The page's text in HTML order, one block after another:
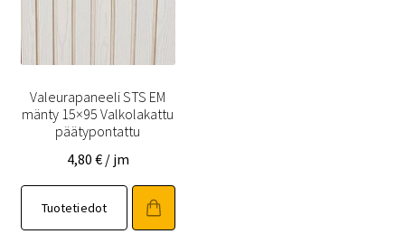
Valeurapaneeli STS EM
mänty 15×95 Valkolakattu
päätypontattu
4,80 € / jm
Tuotetiedot